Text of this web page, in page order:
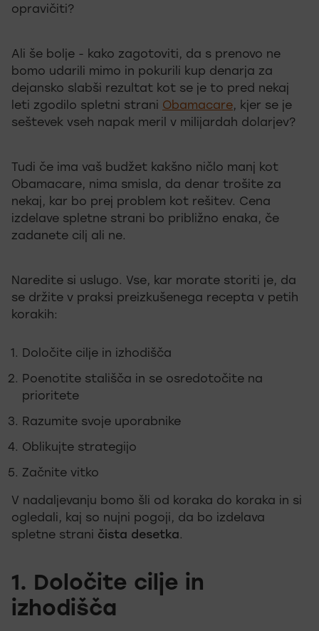
opravičiti?
Ali še bolje - kako zagotoviti, da s prenovo ne
bomo udarili mimo in pokurili kup denarja za
dejansko slabši rezultat kot se je to pred nekaj
leti zgodilo spletni strani Obamacare, kjer se je
seštevek vseh napak meril v milijardah dolarjev?
Tudi če ima vaš budžet kakšno ničlo manj kot
Obamacare, nima smisla, da denar trošite za
nekaj, kar bo prej problem kot rešitev. Cena
izdelave spletne strani bo približno enaka, če
zadanete cilj ali ne.
Naredite si uslugo. Vse, kar morate storiti je, da
se držite v praksi preizkušenega recepta v petih
korakih:
Določite cilje in izhodišča
Poenotite stališča in se osredotočite na
prioritete
Razumite svoje uporabnike
Oblikujte strategijo
Začnite vitko
V nadaljevanju bomo šli od koraka do koraka in si
ogledali, kaj so nujni pogoji, da bo izdelava
spletne strani čista desetka.
1. Določite cilje in
izhodišča